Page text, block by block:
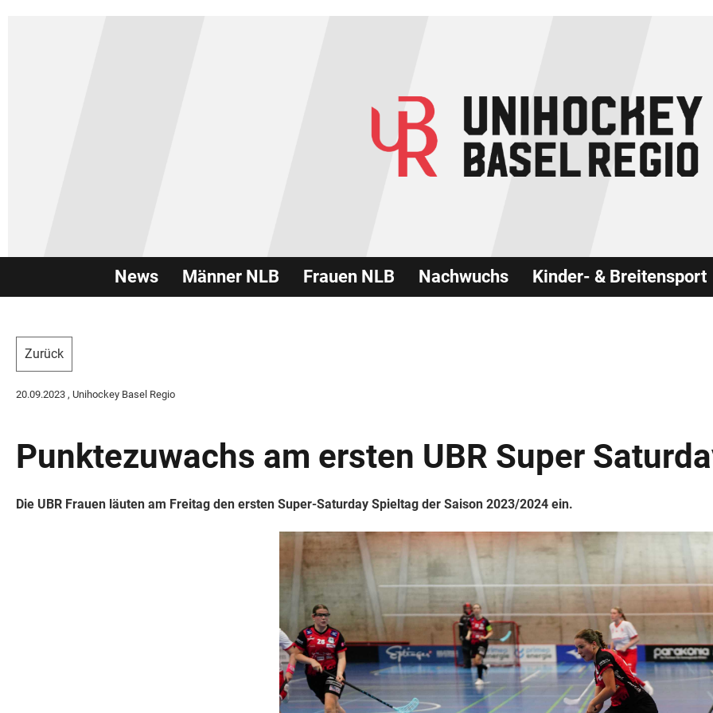
News Männer NLB Frauen NLB Nachwuchs Kinder- & Breitensport
Zurück
20.09.2023 , Unihockey Basel Regio
Punktezuwachs am ersten UBR Super
Die UBR Frauen läuten am Freitag den ersten Super-Saturday Spieltag der Saison 2023/2024 ein.